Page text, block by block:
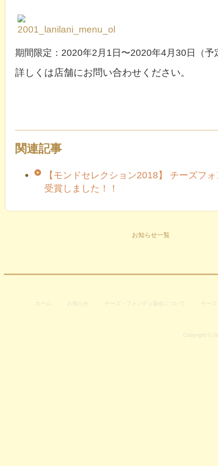
期間限定：2020年2月1日〜2020年4月30日（予
詳しくは店舗にお問い合わせください。
関連記事
【モンドセレクション2018】 チーズフ
受賞しました！！
お知らせ一覧
ホーム お知らせ チーズ・フォンデュ協会について チー
Copyright ©